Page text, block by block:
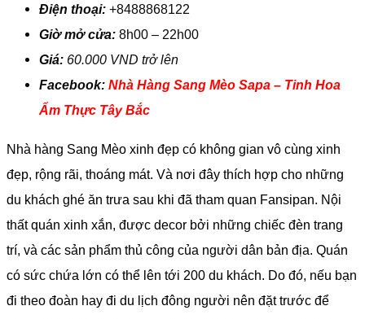
Điện thoại: +8488868122
Giờ mở cửa: 8h00 – 22h00
Giá: 60.000 VND trở lên
Facebook: Nhà Hàng Sang Mèo Sapa – Tinh Hoa
Ẩm Thực Tây Bắc
Nhà hàng Sang Mèo xinh đẹp có không gian vô cùng xinh
đẹp, rộng rãi, thoáng mát. Và nơi đây thích hợp cho những
du khách ghé ăn trưa sau khi đã tham quan Fansipan. Nội
thất quán xinh xắn, được decor bởi những chiếc đèn trang
trí, và các sản phẩm thủ công của người dân bản địa. Quán
có sức chứa lớn có thể lên tới 200 du khách. Do đó, nếu bạn
đi theo đoàn hay đi du lịch đông người nên đặt trước để